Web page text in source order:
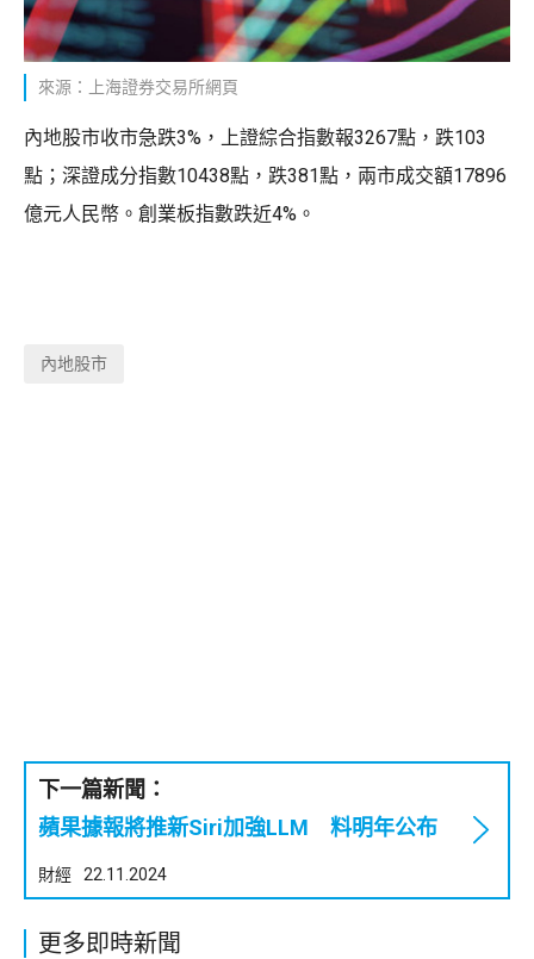
來源：上海證券交易所網頁
內地股市收市急跌3%，上證綜合指數報3267點，跌103
點；深證成分指數10438點，跌381點，兩市成交額17896
億元人民幣。創業板指數跌近4%。
內地股市
下一篇新聞：
蘋果據報將推新Siri加強LLM 料明年公布
財經 22.11.2024
更多即時新聞